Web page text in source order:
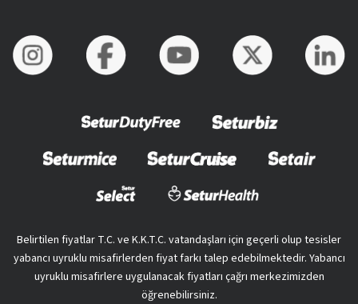
Belirtilen fiyatlar T.C. ve K.K.T.C. vatandaşları için geçerli olup tesisler
yabancı uyruklu misafirlerden fiyat farkı talep edebilmektedir. Yabancı
uyruklu misafirlere uygulanacak fiyatları çağrı merkezimizden
öğrenebilirsiniz.